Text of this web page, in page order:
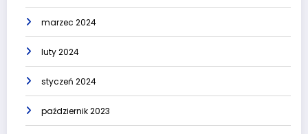
marzec 2024
luty 2024
styczeń 2024
październik 2023